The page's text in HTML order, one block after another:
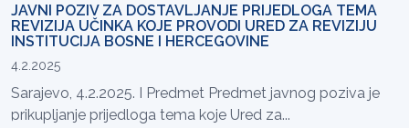
JAVNI POZIV ZA DOSTAVLJANJE PRIJEDLOGA TEMA
REVIZIJA UČINKA KOJE PROVODI URED ZA REVIZIJU
INSTITUCIJA BOSNE I HERCEGOVINE
4.2.2025
Sarajevo, 4.2.2025. I Predmet Predmet javnog poziva je
prikupljanje prijedloga tema koje Ured za...